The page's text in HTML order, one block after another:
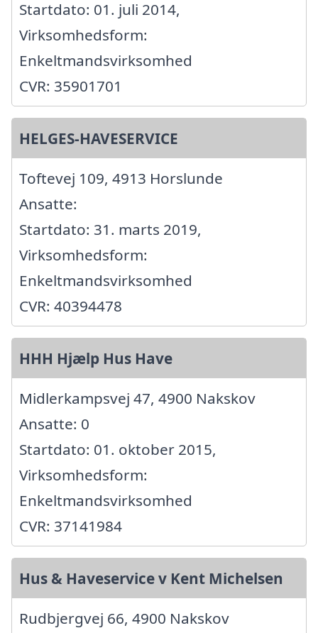
Startdato: 01. juli 2014,
Virksomhedsform:
Enkeltmandsvirksomhed
CVR: 35901701
HELGES-HAVESERVICE
Toftevej 109, 4913 Horslunde
Ansatte:
Startdato: 31. marts 2019,
Virksomhedsform:
Enkeltmandsvirksomhed
CVR: 40394478
HHH Hjælp Hus Have
Midlerkampsvej 47, 4900 Nakskov
Ansatte: 0
Startdato: 01. oktober 2015,
Virksomhedsform:
Enkeltmandsvirksomhed
CVR: 37141984
Hus & Haveservice v Kent Michelsen
Rudbjergvej 66, 4900 Nakskov